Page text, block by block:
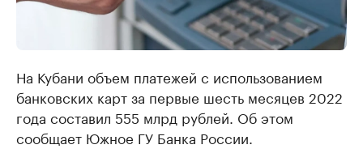
На Кубани объем платежей с использованием
банковских карт за первые шесть месяцев 2022
года составил 555 млрд рублей. Об этом
сообщает Южное ГУ Банка России.